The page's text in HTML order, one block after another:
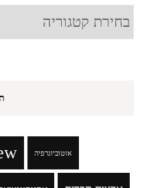
קטגוריות
אוטוביוגרפיה